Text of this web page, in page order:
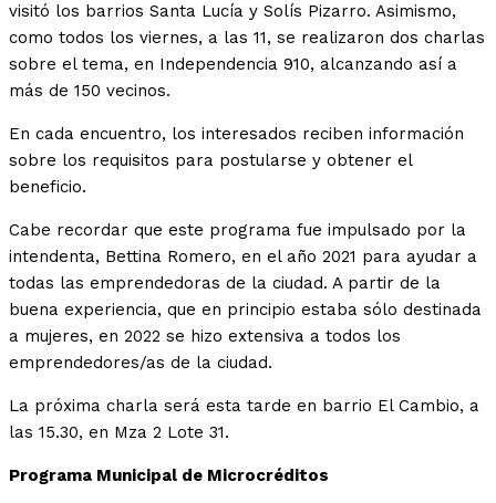
visitó los barrios Santa Lucía y Solís Pizarro. Asimismo,
como todos los viernes, a las 11, se realizaron dos charlas
sobre el tema, en Independencia 910, alcanzando así a
más de 150 vecinos.
En cada encuentro, los interesados reciben información
sobre los requisitos para postularse y obtener el
beneficio.
Cabe recordar que este programa fue impulsado por la
intendenta, Bettina Romero, en el año 2021 para ayudar a
todas las emprendedoras de la ciudad. A partir de la
buena experiencia, que en principio estaba sólo destinada
a mujeres, en 2022 se hizo extensiva a todos los
emprendedores/as de la ciudad.
La próxima charla será esta tarde en barrio El Cambio, a
las 15.30, en Mza 2 Lote 31.
Programa Municipal de Microcréditos